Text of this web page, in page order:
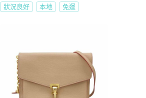
狀況良好 本地 免運